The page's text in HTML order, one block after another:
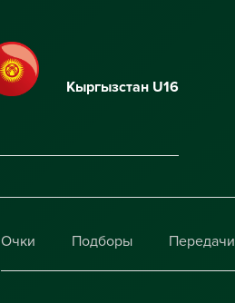
Кыргызстан U16
Очки Подборы Передачи